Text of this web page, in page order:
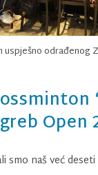
uspješno odrađenog
Open
smo naš već